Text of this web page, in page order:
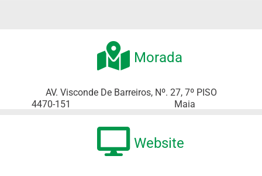
Morada
AV. Visconde De Barreiros, Nº. 27, 7º PISO
4470-151
Maia
Website